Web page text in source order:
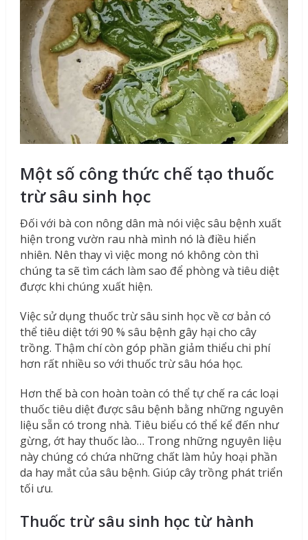
Một số công thức chế tạo thuốc
trừ sâu sinh học
Đối với bà con nông dân mà nói việc sâu bệnh xuất
hiện trong vườn rau nhà mình nó là điều hiển
nhiên. Nên thay vì việc mong nó không còn thì
chúng ta sẽ tìm cách làm sao để phòng và tiêu diệt
được khi chúng xuất hiện.
Việc sử dụng thuốc trừ sâu sinh học về cơ bản có
thể tiêu diệt tới 90 % sâu bệnh gây hại cho cây
trồng. Thậm chí còn góp phần giảm thiểu chi phí
hơn rất nhiều so với thuốc trừ sâu hóa học.
Hơn thế bà con hoàn toàn có thể tự chế ra các loại
thuốc tiêu diệt được sâu bệnh bằng những nguyên
liệu sẵn có trong nhà. Tiêu biểu có thể kể đến như
gừng, ớt hay thuốc lào… Trong những nguyên liệu
này chúng có chứa những chất làm hủy hoại phần
da hay mắt của sâu bệnh. Giúp cây trồng phát triển
tối ưu.
Thuốc trừ sâu sinh học từ hành